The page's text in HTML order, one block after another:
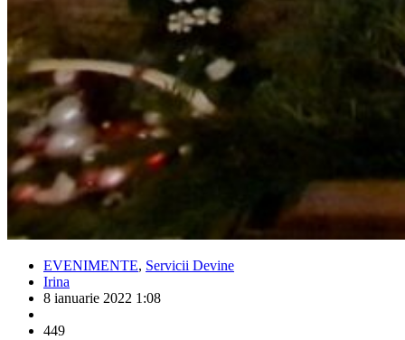
EVENIMENTE, Servicii Devine
Irina
8 ianuarie 2022 1:08
449